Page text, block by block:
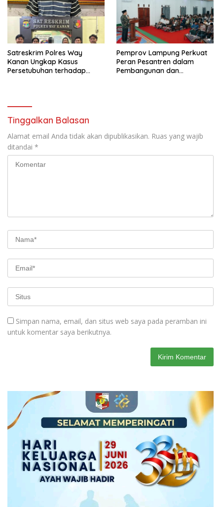
Satreskrim Polres Way
Kanan Ungkap Kasus
Persetubuhan terhadap
Pemprov Lampung Perkuat
Peran Pesantren dalam
Pembangunan dan
Tinggalkan Balasan
Alamat email Anda tidak akan dipublikasikan. Ruas yang wajib
ditandai *
Simpan nama, email, dan situs web saya pada peramban ini
untuk komentar saya berikutnya.